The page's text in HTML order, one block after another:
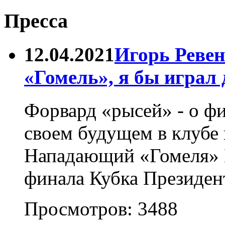
Пресса
12.04.2021Игорь
«Гомель», я бы играл
Форвард «рысей» - о
своем будущем в клубе
Нападающий «Гомеля»
финала Кубка
Просмотров: 3488